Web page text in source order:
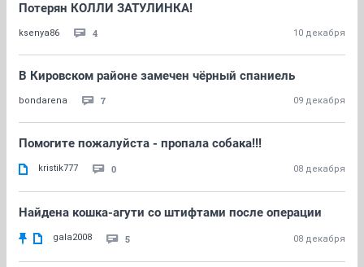
Потерян КОЛЛИ ЗАТУЛИНКА!
ksenya86 4 10 декабря
В Кировском районе замечен чёрный спаниель
bondarena 7 09 декабря
Помогите пожалуйста - пропала собака!!!
kristik777 0 08 декабря
Найдена кошка-агути со штифтами после операции
gala2008 5 08 декабря